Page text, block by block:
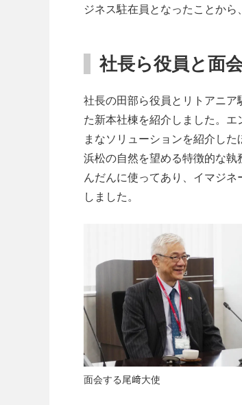
ジネス駐在員となったことから
社長ら役員と面
社長の田部ら役員とリトアニ
た新本社棟を紹介しました。
まなソリューションを紹介した
浜松の自然を望める特徴的な
んだんに使ってあり、イマジ
しました。
面会する尾﨑大使